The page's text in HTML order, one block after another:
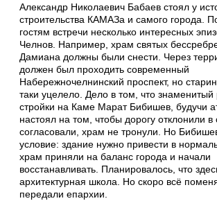
Александр Николаевич Бабаев стоял у
строительства КАМАЗа и самого города.
гостям встречи несколько интересных
Челнов. Например, храм святых
Дамиана должны были снести. Через
должен был проходить современный
Набережночелнинский проспект, но
таки уцелело. Дело в том, что знаменитый
стройки на Каме Марат Бибишев, будучи
настоял на том, чтобы дорогу отклонили в
согласовали, храм не тронули. Но
условие: здание нужно привести в
храм приняли на баланс города и начали
восстанавливать. Планировалось, что
архитектурная школа. Но скоро всё
передали епархии.